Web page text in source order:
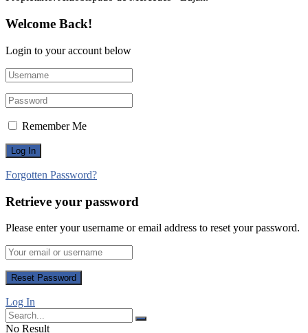
Welcome Back!
Login to your account below
Remember Me
Forgotten Password?
Retrieve your password
Please enter your username or email address to reset your password.
Log In
No Result